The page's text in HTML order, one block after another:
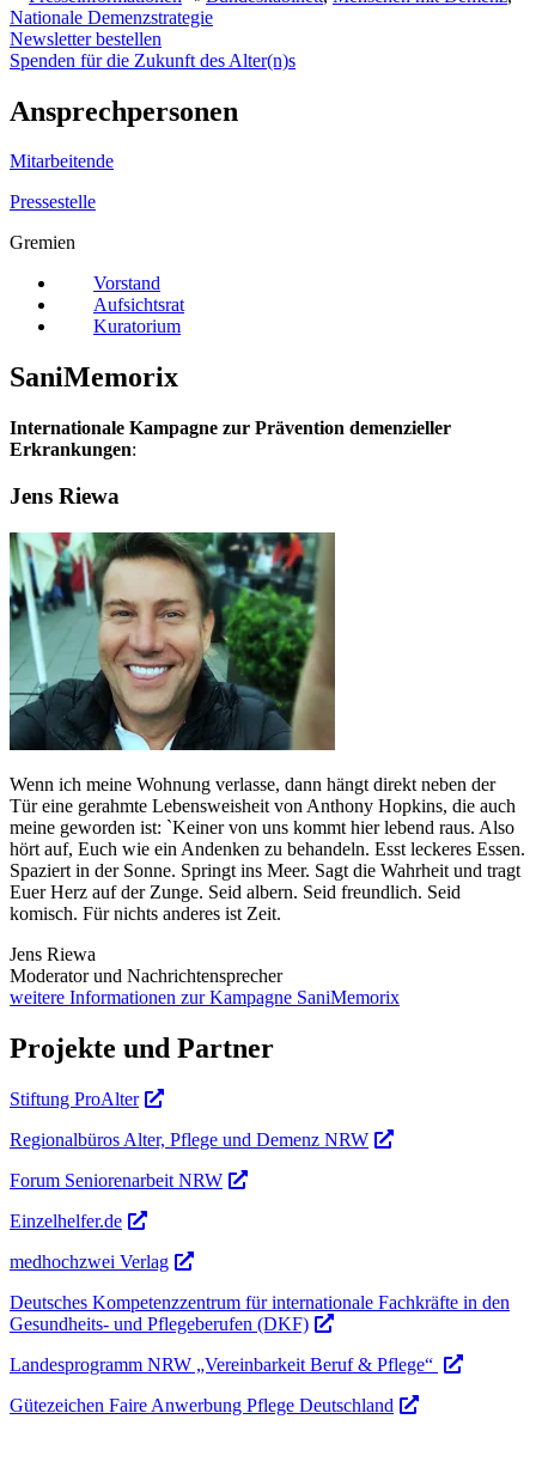
Nationale Demenzstrategie
Newsletter bestellen
Spenden für die Zukunft des Alter(n)s
Ansprechpersonen
Mitarbeitende
Pressestelle
Gremien
Vorstand
Aufsichtsrat
Kuratorium
SaniMemorix
Internationale Kampagne zur Prävention demenzieller
Erkrankungen:
Jens Riewa
Wenn ich meine Wohnung verlasse, dann hängt direkt neben der
Tür eine gerahmte Lebensweisheit von Anthony Hopkins, die auch
meine geworden ist: `Keiner von uns kommt hier lebend raus. Also
hört auf, Euch wie ein Andenken zu behandeln. Esst leckeres Essen.
Spaziert in der Sonne. Springt ins Meer. Sagt die Wahrheit und tragt
Euer Herz auf der Zunge. Seid albern. Seid freundlich. Seid
komisch. Für nichts anderes ist Zeit.
Jens Riewa
Moderator und Nachrichtensprecher
weitere Informationen zur Kampagne SaniMemorix
Projekte und Partner
Stiftung ProAlter
Regionalbüros Alter, Pflege und Demenz NRW
Forum Seniorenarbeit NRW
Einzelhelfer.de
medhochzwei Verlag
Deutsches Kompetenzzentrum für internationale Fachkräfte in den
Gesundheits- und Pflegeberufen (DKF)
Landesprogramm NRW „Vereinbarkeit Beruf & Pflege“
Gütezeichen Faire Anwerbung Pflege Deutschland